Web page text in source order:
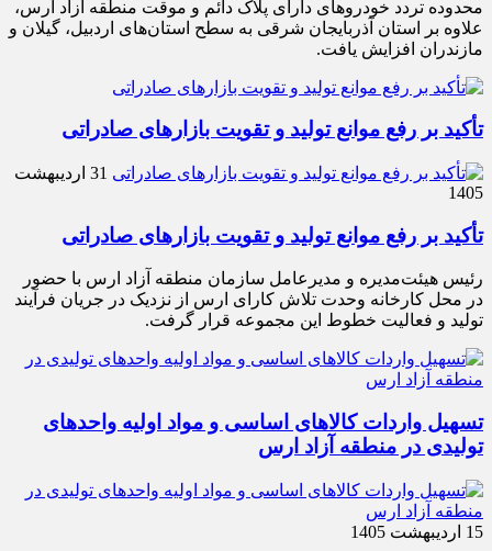
محدوده تردد خودروهای دارای پلاک دائم و موقت منطقه آزاد ارس،
علاوه بر استان آذربایجان شرقی به سطح استان‌های اردبیل، گیلان و
مازندران افزایش یافت.
تأکید بر رفع موانع تولید و تقویت بازارهای صادراتی
31 اردیبهشت
1405
تأکید بر رفع موانع تولید و تقویت بازارهای صادراتی
رئیس هیئت‌مدیره و مدیرعامل سازمان منطقه آزاد ارس با حضور
در محل کارخانه وحدت تلاش کارای ارس از نزدیک در جریان فرآیند
تولید و فعالیت خطوط این مجموعه قرار گرفت.
تسهیل واردات کالاهای اساسی و مواد اولیه واحدهای
تولیدی در منطقه آزاد ارس
15 اردیبهشت 1405